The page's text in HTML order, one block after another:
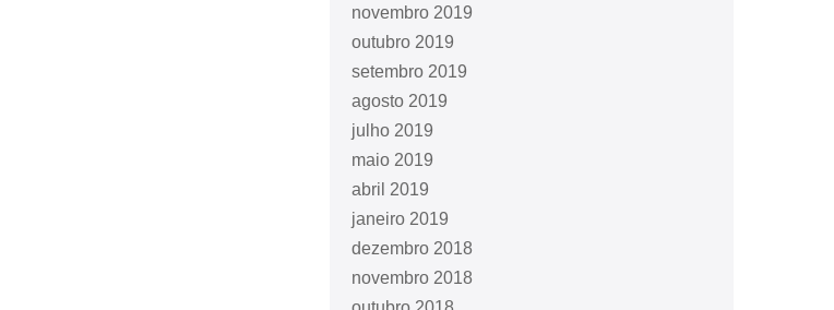
novembro 2019
outubro 2019
setembro 2019
agosto 2019
julho 2019
maio 2019
abril 2019
janeiro 2019
dezembro 2018
novembro 2018